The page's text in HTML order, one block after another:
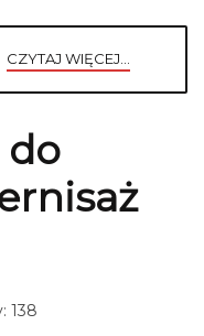
CZYTAJ WIĘCEJ...
do
138